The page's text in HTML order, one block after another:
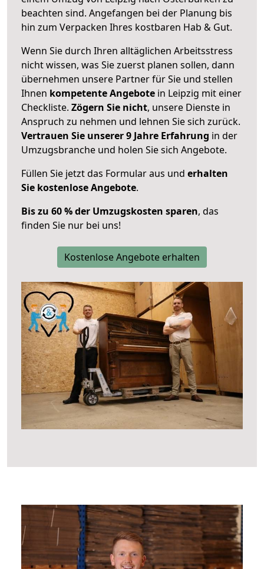
beachten sind. Angefangen bei der Planung bis
hin zum Verpacken Ihres kostbaren Hab & Gut.
Wenn Sie durch Ihren alltäglichen Arbeitsstress
nicht wissen, was Sie zuerst planen sollen, dann
übernehmen unsere Partner für Sie und stellen
Ihnen kompetente Angebote in Leipzig mit einer
Checkliste. Zögern Sie nicht, unsere Dienste in
Anspruch zu nehmen und lehnen Sie sich zurück.
Vertrauen Sie unserer 9 Jahre Erfahrung in der
Umzugsbranche und holen Sie sich Angebote.
Füllen Sie jetzt das Formular aus und erhalten
Sie kostenlose Angebote.
Bis zu 60 % der Umzugskosten sparen, das
finden Sie nur bei uns!
Kostenlose Angebote erhalten